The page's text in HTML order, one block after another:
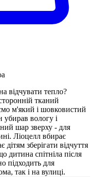
відчувати тепло?
тканий
м'який і шовковистий
вологу і
шар зверху - для
Ліоцелл вбирає
зберігати відчуття
дитина спітніла після
підходить для
так і на вулиці.